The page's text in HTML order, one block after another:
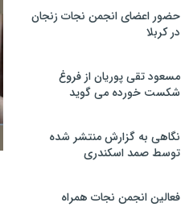
حضور اعضای انجمن نجات زنجان
در کربلا
مسعود تقی پوریان از فروغ
شکست خورده می گوید
نگاهی به گزارش منتشر شده
توسط صمد اسکندری
فعالین انجمن نجات همراه